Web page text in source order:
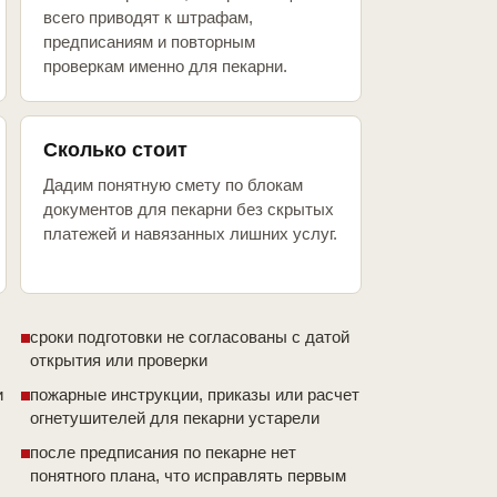
всего приводят к штрафам,
предписаниям и повторным
проверкам именно для пекарни.
Сколько стоит
Дадим понятную смету по блокам
документов для пекарни без скрытых
платежей и навязанных лишних услуг.
сроки подготовки не согласованы с датой
открытия или проверки
пожарные инструкции, приказы или расчет
огнетушителей для пекарни устарели
после предписания по пекарне нет
понятного плана, что исправлять первым